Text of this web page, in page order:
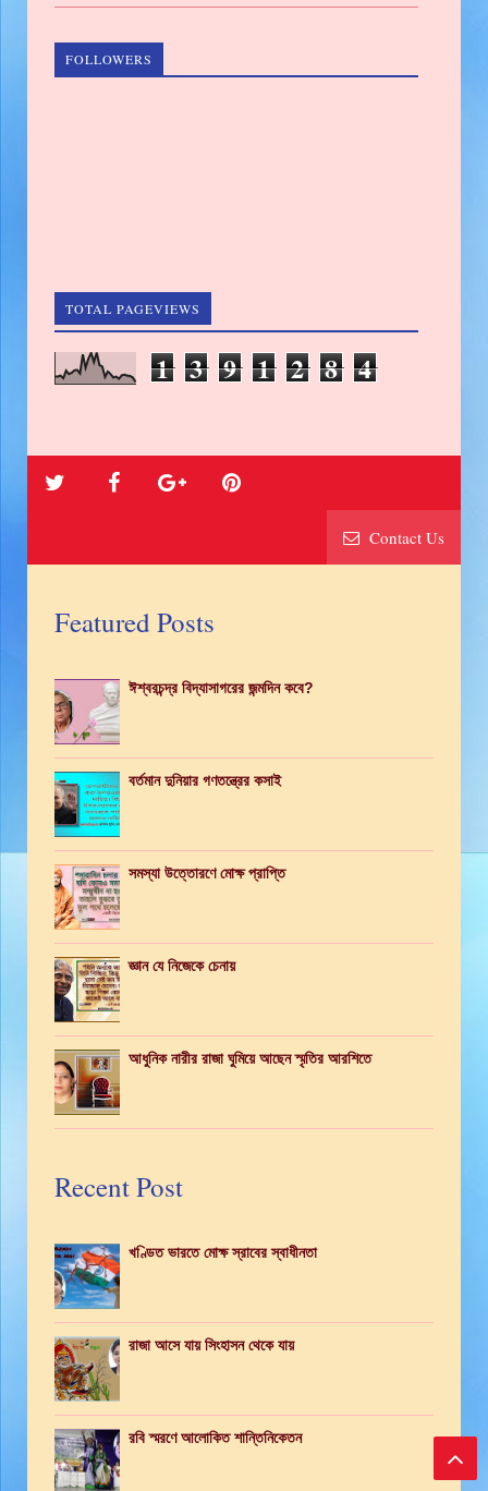
FOLLOWERS
TOTAL PAGEVIEWS
1 3 9 1 2 8 4
Contact Us
Featured Posts
ঈশ্বরচন্দ্র বিদ্যাসাগরের জন্মদিন কবে?
বর্তমান দুনিয়ার গণতন্ত্রের কসাই
সমস্যা উত্তোরণে মোক্ষ প্রাপ্তি
জ্ঞান যে নিজেকে চেনায়
আধুনিক নারীর রাজা ঘুমিয়ে আছেন স্মৃতির আরশিতে
Recent Post
খণ্ডিত ভারতে মোক্ষ স্রাবের স্বাধীনতা
রাজা আসে যায় সিংহাসন থেকে যায়
রবি স্মরণে আলোকিত শান্তিনিকেতন